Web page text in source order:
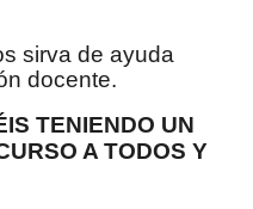
sirva de ayuda
docente.
TENIENDO UN
A TODOS Y